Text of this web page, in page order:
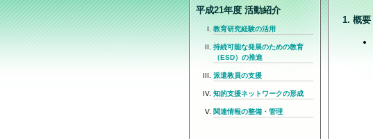
平成21年度 活動紹介
教育研究経験の活用
持続可能な発展のための教育
（ESD）の推進
派遣教員の支援
知的支援ネットワークの形成
関連情報の整備・管理
1. 概要